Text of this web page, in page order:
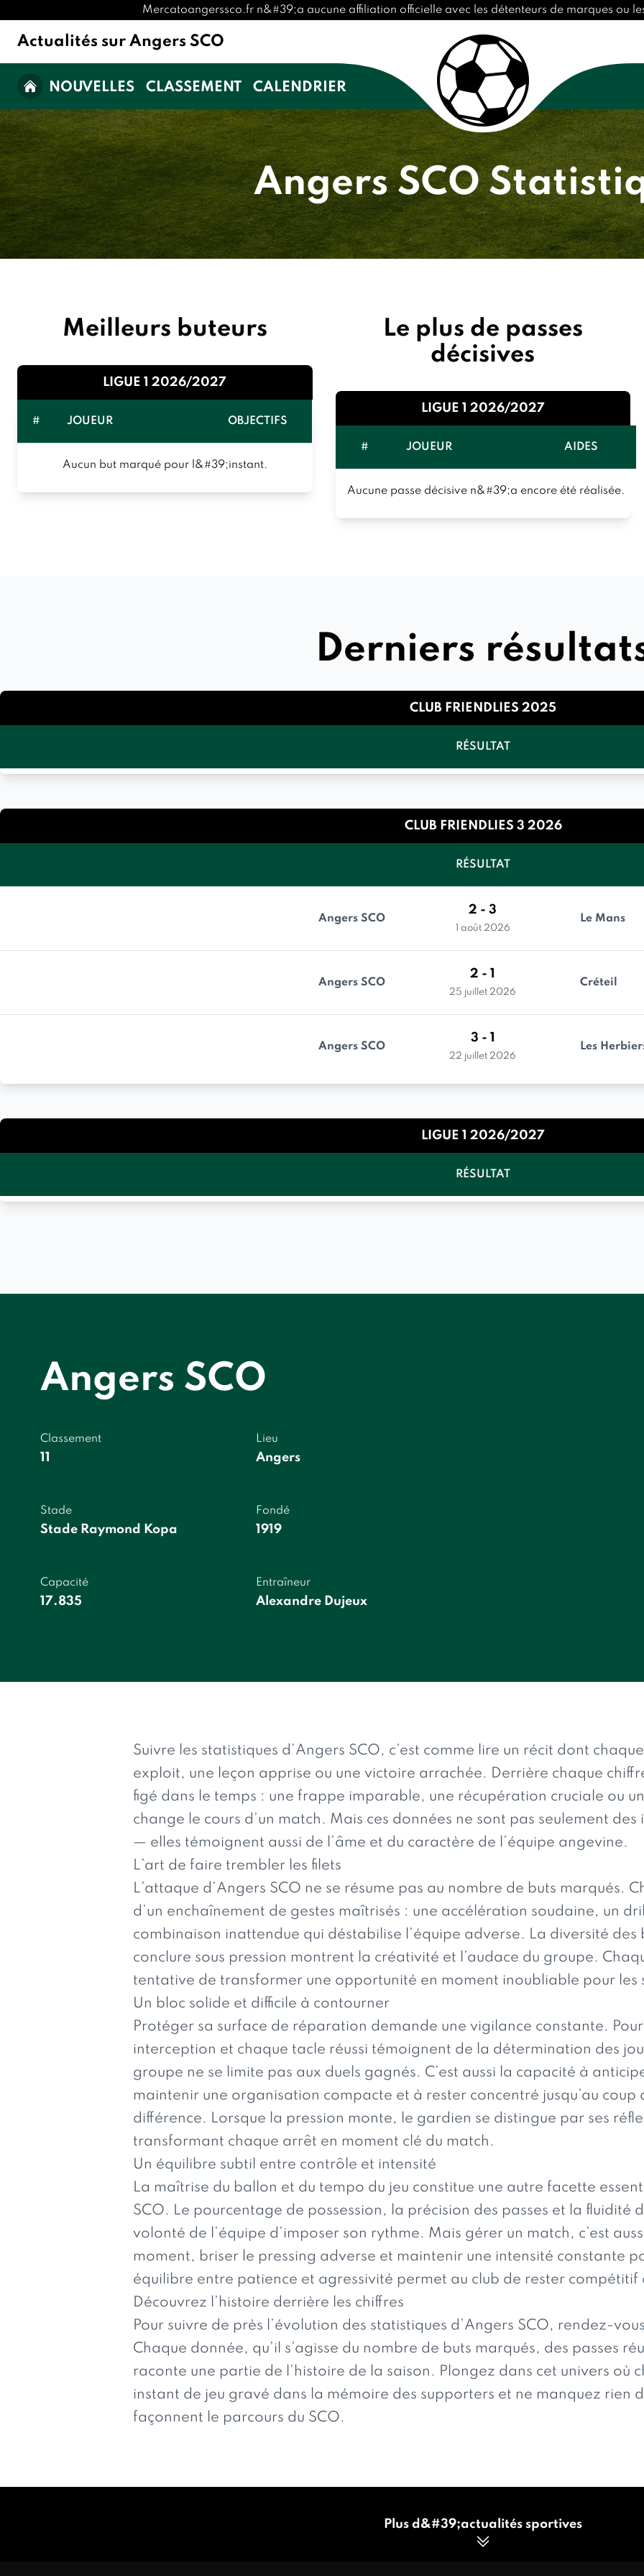
Mercatoangerssco.fr n&#39;a aucune affiliation officielle avec les détenteurs de marques ou
Actualités sur Angers SCO
NOUVELLES CLASSEMENT CALENDRIER
Angers SCO
Meilleurs buteurs
LIGUE 1 2026/2027
# JOUEUR OBJECTIFS
Aucun but marqué pour l&#39;instant.
Le plus de passes
décisives
LIGUE 1 2026/2027
# JOUEUR AIDES
Aucune passe décisive n&#39;a encore été réalisée.
Derniers
CLUB FRIENDLIES 2025
RÉSULTAT
CLUB FRIENDLIES 3 2026
RÉSULTAT
Angers SCO
2 - 3
1 août 2026
Le Mans
Angers SCO
2 - 1
25 juillet 2026
Créteil
Angers SCO
3 - 1
22 juillet 2026
Les
LIGUE 1 2026/2027
RÉSULTAT
Angers SCO
Classement
11
Lieu
Angers
Stade
Stade Raymond Kopa
Fondé
1919
Capacité
17.835
Entraîneur
Alexandre Dujeux
Suivre les statistiques d’Angers SCO, c’est comme lire un récit dont
exploit, une leçon apprise ou une victoire arrachée. Derrière chaque
figé dans le temps : une frappe imparable, une récupération cruciale ou
change le cours d’un match. Mais ces données ne sont pas seulement
— elles témoignent aussi de l’âme et du caractère de l’équipe angevine.
L’art de faire trembler les filets
L’attaque d’Angers SCO ne se résume pas au nombre de buts marqués.
d’un enchaînement de gestes maîtrisés : une accélération soudaine, un
combinaison inattendue qui déstabilise l’équipe adverse. La diversité des
conclure sous pression montrent la créativité et l’audace du groupe.
tentative de transformer une opportunité en moment inoubliable pour les
Un bloc solide et difficile à contourner
Protéger sa surface de réparation demande une vigilance constante.
interception et chaque tacle réussi témoignent de la détermination des
groupe ne se limite pas aux duels gagnés. C’est aussi la capacité à
maintenir une organisation compacte et à rester concentré jusqu’au coup
différence. Lorsque la pression monte, le gardien se distingue par ses
transformant chaque arrêt en moment clé du match.
Un équilibre subtil entre contrôle et intensité
La maîtrise du ballon et du tempo du jeu constitue une autre facette
SCO. Le pourcentage de possession, la précision des passes et la fluidité
volonté de l’équipe d’imposer son rythme. Mais gérer un match, c’est
moment, briser le pressing adverse et maintenir une intensité constante
équilibre entre patience et agressivité permet au club de rester compétitif
Découvrez l’histoire derrière les chiffres
Pour suivre de près l’évolution des statistiques d’Angers SCO, rendez-
Chaque donnée, qu’il s’agisse du nombre de buts marqués, des passes
raconte une partie de l’histoire de la saison. Plongez dans cet univers où
instant de jeu gravé dans la mémoire des supporters et ne manquez rien
façonnent le parcours du SCO.
Plus d&#39;actualités sportives